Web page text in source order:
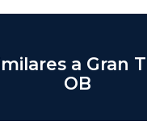
a Gran
OB